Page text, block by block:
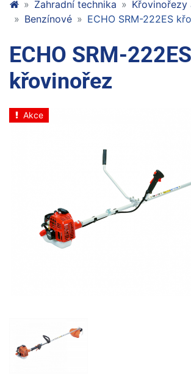
Zahradní technika
Křovinořezy
Benzínové
ECHO SRM-222ES
ECHO SRM-222ES
křovinořez
Akce